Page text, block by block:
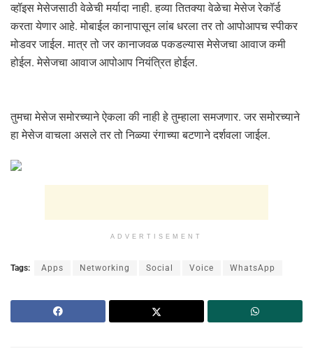
व्हॉइस मेसेजसाठी वेळेची मर्यादा नाही. हव्या तितक्या वेळेचा मेसेज रेकॉर्ड
करता येणार आहे. मोबाईल कानापासून लांब धरला तर तो आपोआपच स्पीकर
मोडवर जाईल. मात्र तो जर कानाजवळ पकडल्यास मेसेजचा आवाज कमी
होईल. मेसेजचा आवाज आपोआप नियंत्रित होईल.
तुमचा मेसेज समोरच्याने ऐकला की नाही हे तुम्हाला समजणार. जर समोरच्याने
हा मेसेज वाचला असले तर तो निळ्या रंगाच्या बटणाने दर्शवला जाईल.
ADVERTISEMENT
Tags: Apps Networking Social Voice WhatsApp